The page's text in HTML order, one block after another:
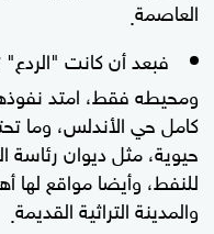
العاصمة.
فبعد أن كانت
ومحيطه فقط، امتد
كامل حي الأندلس، وما
حيوية، مثل ديوان رئاسة
للنفط، وأيضا مواقع لها
والمدينة التراثية القديمة.